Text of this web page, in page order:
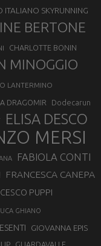
ITALIANO SKYRUNNING
BERTONE
CHARLOTTE BONIN
MINOGGIO
LANTERMINO
DRAGOMIR Dodecarun
ELISA DESCO
MERSI
FABIOLA CONTI
FRANCESCA CANEPA
PUPPI
GHIANO
GIOVANNA EPIS
GUARDAVALLE